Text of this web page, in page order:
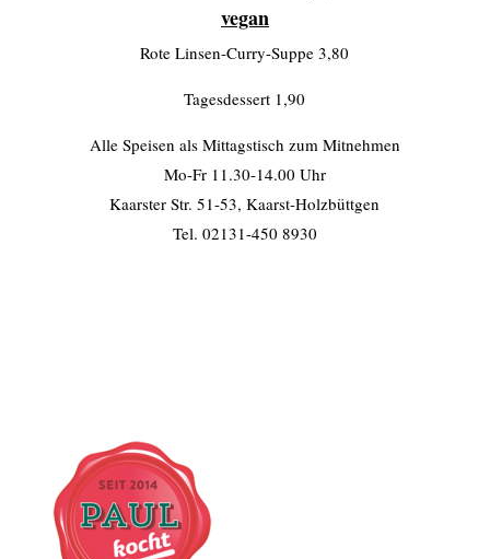
vegan
Rote Linsen-Curry-Suppe 3,80
Tagesdessert 1,90
Alle Speisen als Mittagstisch zum Mitnehmen
Mo-Fr 11.30-14.00 Uhr
Kaarster Str. 51-53, Kaarst-Holzbüttgen
Tel. 02131-450 8930